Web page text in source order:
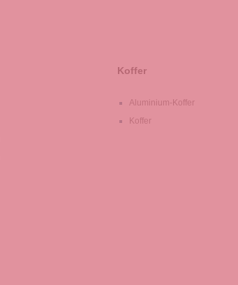
Koffer
Aluminium-Koffer
Koffer